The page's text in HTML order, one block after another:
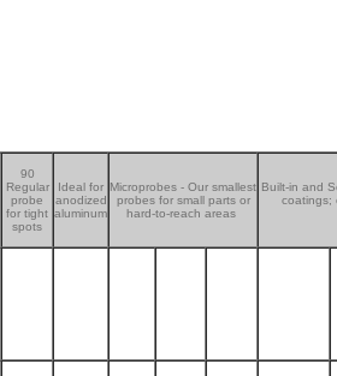
90
Regular
probe
for tight
spots
Ideal for
anodized
aluminum
Microprobes - Our smallest
probes for small parts or
hard-to-reach areas
Built-in and
coatings;